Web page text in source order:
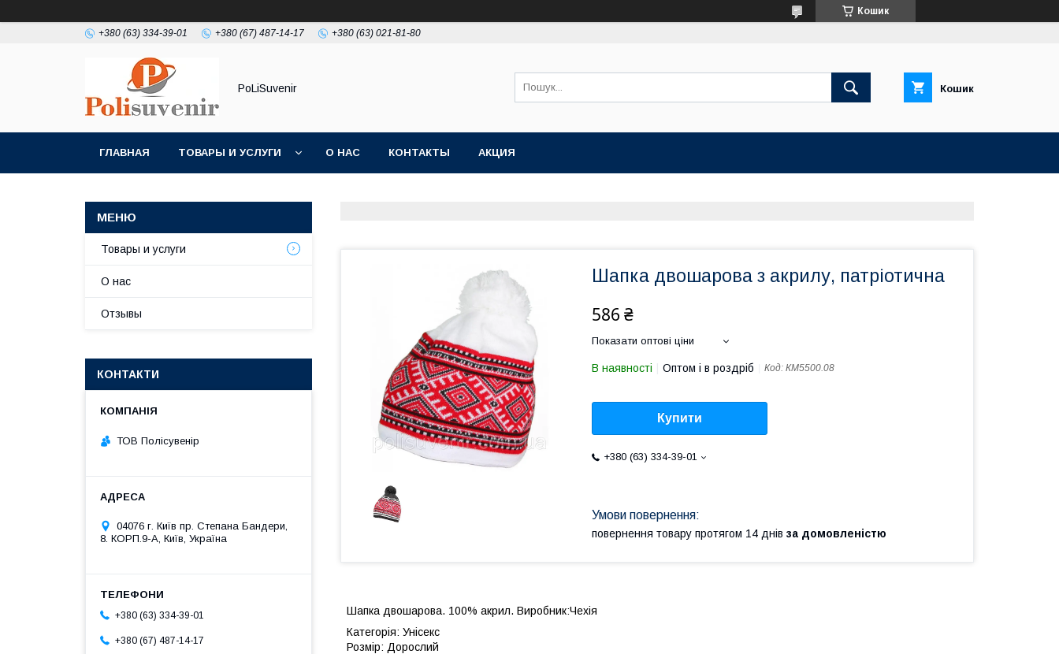
Кошик
+380 (63) 334-39-01 +380 (67) 487-14-17 +380 (63) 021-81-80
PoLiSuvenir Кошик
ГЛАВНАЯ ТОВАРЫ И УСЛУГИ О НАС КОНТАКТЫ АКЦИЯ
Шапка двошарова з акрилу, патріотична
586 ₴
Показати оптові ціни
В наявності Оптом і в роздріб Код: КМ5500.08
Купити
+380 (63) 334-39-01
повернення товару протягом 14 днів за домовленістю
Шапка двошарова. 100% акрил. Виробник:Чехія
Категорія: Унісекс
Розмір: Дорослий
Товары и услуги
О нас
Отзывы
КОНТАКТИ
ТОВ Полісувенір
04076 г. Київ пр. Степана Бандери,
8. КОРП.9-А, Київ, Україна
+380 (63) 334-39-01
+380 (67) 487-14-17